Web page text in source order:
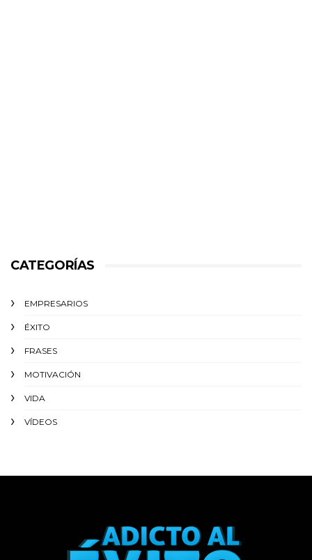
CATEGORÍAS
EMPRESARIOS
ÉXITO‬
FRASES
MOTIVACIÓN
VIDA
VÍDEOS